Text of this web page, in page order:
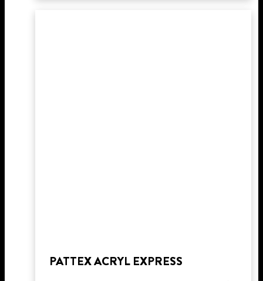
PATTEX ACRYL EXPRESS